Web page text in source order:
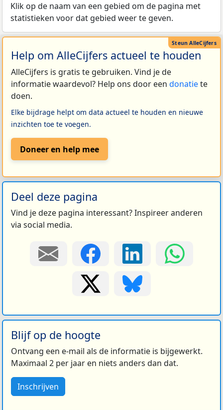
Klik op de naam van een gebied om de pagina met
statistieken voor dat gebied weer te geven.
Help om AlleCijfers actueel te houden
AlleCijfers is gratis te gebruiken. Vind je de
informatie waardevol? Help ons door een donatiete
doen.
Elke bijdrage helpt om data actueel te houden en nieuwe
inzichten toe te voegen.
Doneer en help mee
Deel deze pagina
Vind je deze pagina interessant? Inspireer anderen
via social media.
Blijf op de hoogte
Ontvang een e-mail als de informatie is bijgewerkt.
Maximaal 2 per jaar en niets anders dan dat.
Inschrijven